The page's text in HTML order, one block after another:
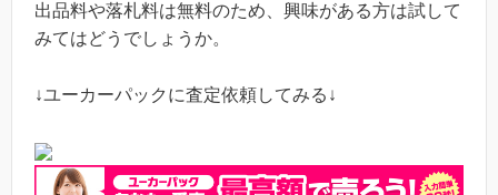
出品料や落札料は無料のため、興味がある方は試して
みてはどうでしょうか。
↓ユーカーパックに査定依頼してみる↓